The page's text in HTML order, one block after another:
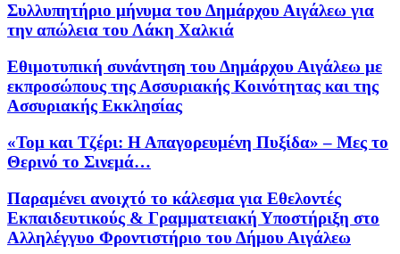
Συλλυπητήριο μήνυμα του Δημάρχου Αιγάλεω για
την απώλεια του Λάκη Χαλκιά
Εθιμοτυπική συνάντηση του Δημάρχου Αιγάλεω με
εκπροσώπους της Ασσυριακής Κοινότητας και της
Ασσυριακής Εκκλησίας
«Τομ και Τζέρι: Η Απαγορευμένη Πυξίδα» – Μες το
Θερινό το Σινεμά…
Παραμένει ανοιχτό το κάλεσμα για Εθελοντές
Εκπαιδευτικούς & Γραμματειακή Υποστήριξη στο
Αλληλέγγυο Φροντιστήριο του Δήμου Αιγάλεω